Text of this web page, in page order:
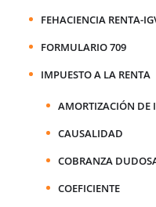
FEHACIENCIA RENTA-
FORMULARIO 709
IMPUESTO A LA RENTA
AMORTIZACIÓN DE
CAUSALIDAD
COBRANZA
COEFICIENTE